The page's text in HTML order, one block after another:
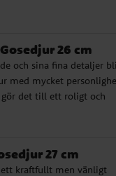
som present till små
födelsedagen. ✔️
hög kvalitet ✔️ Godkänd
✔️ Storlek: 25 cm
26 cm
och sina fina detaljer
med mycket
det till ett roligt och
present till den som
till de allra minsta. ✔️
27 cm
kraftfullt men vänligt